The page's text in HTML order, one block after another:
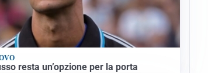
resta un’opzione per la porta